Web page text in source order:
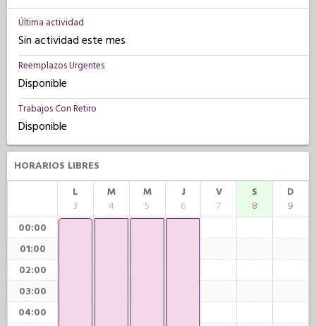
Última actividad
Sin actividad este mes
Reemplazos Urgentes
Disponible
Trabajos Con Retiro
Disponible
HORARIOS LIBRES
L
3
M
4
M
5
J
6
V
7
S
8
D
9
00:00
01:00
02:00
03:00
04:00